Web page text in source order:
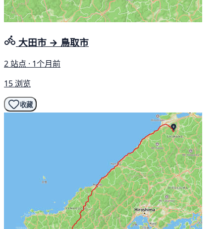
大田市 → 鳥取市
2 站点 · 1个月前
15 浏览
收藏